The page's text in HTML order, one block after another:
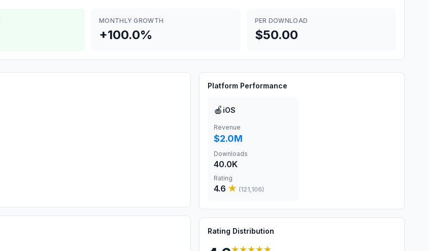
MONTHLY GROWTH
+100.0%
PER DOWNLOAD
$50.00
Platform Performance
🍎 iOS
Revenue
$2.0M
Downloads
40.0K
Rating
4.6 ★ (121,106)
Rating Distribution